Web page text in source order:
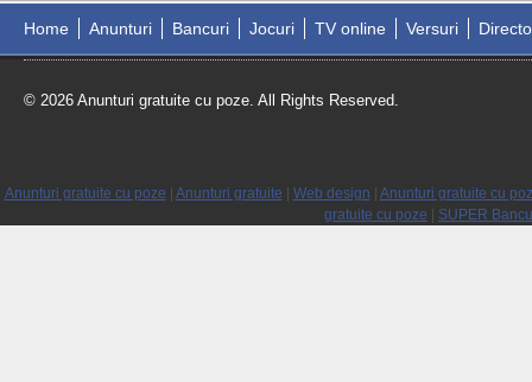
Home Anunturi Bancuri Jocuri TV online Versuri
© 2026 Anunturi gratuite cu poze. All Rights Reserved.
Anunturi gratuite cu poze Anunturi gratuite Web design
Anunturi gratuite cu
gratuite cu poze
SUPER